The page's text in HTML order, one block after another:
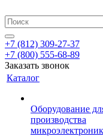
+7 (812) 309-27-37
+7 (800) 555-68-89
Заказать звонок
Каталог
Оборудование
производства